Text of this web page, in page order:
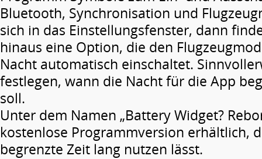
Bluetooth, Synchronisation und
sich in das Einstellungsfenster, dann
hinaus eine Option, die den
Nacht automatisch einschaltet.
festlegen, wann die Nacht für die App
soll.
Unter dem Namen „Battery Widget?
kostenlose Programmversion erhältlich,
begrenzte Zeit lang nutzen lässt.